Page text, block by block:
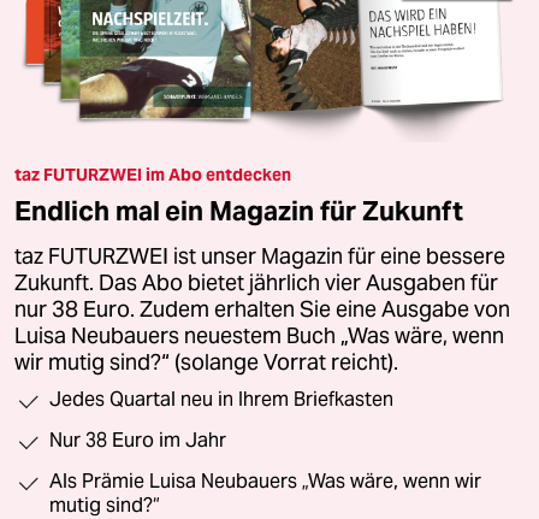
taz FUTURZWEI im Abo entdecken
Endlich mal ein Magazin für Zukunft
taz FUTURZWEI ist unser Magazin für eine bessere
Zukunft. Das Abo bietet jährlich vier Ausgaben für
nur 38 Euro. Zudem erhalten Sie eine Ausgabe von
Luisa Neubauers neuestem Buch „Was wäre, wenn
wir mutig sind?“ (solange Vorrat reicht).
Jedes Quartal neu in Ihrem Briefkasten
Nur 38 Euro im Jahr
Als Prämie Luisa Neubauers „Was wäre, wenn wir
mutig sind?“